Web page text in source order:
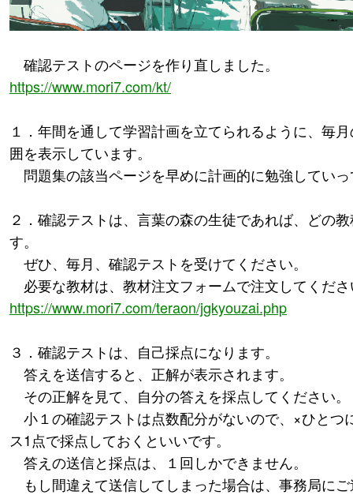
確認テストのページを作り直しました。
https://www.mori7.com/kt/
１．年間を通して学習計画を立てられるように、毎
囲を表示しています。
問題集の該当ページを早めに計画的に勉強してい
２．確認テストは、言葉の森の生徒であれば、どの
す。
ぜひ、毎月、確認テストを受けてください。
必要な教材は、教材注文フォームで注文してくだ
https://www.mori7.com/teraon/jgkyouzai.php
３．確認テストは、自己採点になります。
答えを送信すると、正解が表示されます。
その正解を見て、自分の答えを採点してください。
小１の確認テストは点数配分がないので、×ひとつ
ス1点で採点しておくといいです。
答えの送信と採点は、１回しかできません。
もし間違えて送信してしまった場合は、事務局に